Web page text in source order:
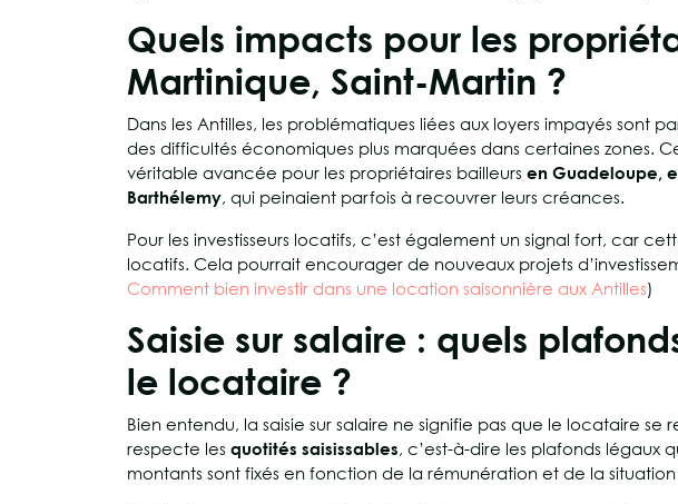
Quels impacts pour les
Martinique, Saint-Martin ?
Dans les Antilles, les problématiques liées aux loyers impayés sont
des difficultés économiques plus marquées dans certaines zones.
véritable avancée pour les propriétaires bailleurs en Guadeloupe,
Barthélemy, qui peinaient parfois à recouvrer leurs créances.
Pour les investisseurs locatifs, c’est également un signal fort, car
locatifs. Cela pourrait encourager de nouveaux projets
Comment bien investir dans une location saisonnière aux Antilles)
Saisie sur salaire : quels
le locataire ?
Bien entendu, la saisie sur salaire ne signifie pas que le locataire se
respecte les quotités saisissables, c’est-à-dire les plafonds légaux
montants sont fixés en fonction de la rémunération et de la